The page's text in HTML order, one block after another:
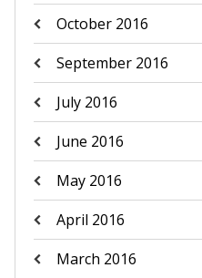
October 2016
September 2016
July 2016
June 2016
May 2016
April 2016
March 2016